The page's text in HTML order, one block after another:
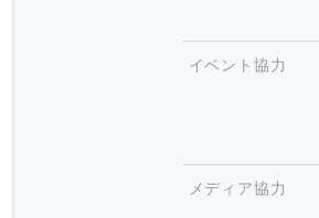
イベント協力
メディア協力